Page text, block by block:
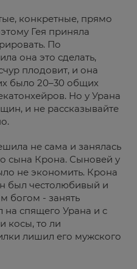
конкретные, прямо
Гея приняла
По
она это сделать,
плодовит, и она
было 20–30 общих
Но у Урана
и не рассказывайте
не сама и занялась
сына Крона. Сыновей у
не экономить. Крона
был честолюбивый и
богом - занять
на спящего Урана и с
косы, то ли
лишил его мужского